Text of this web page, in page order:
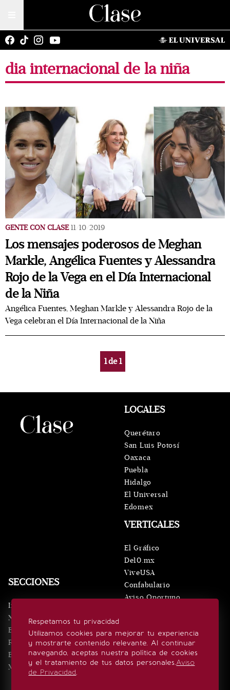
dia internacional de la niña
GENTE CON CLASE 11/10/2019
Los mensajes poderosos de Meghan
Markle, Angélica Fuentes y Alessandra
Rojo de la Vega en el Día Internacional
de la Niña
Angélica Fuentes, Meghan Markle y Alessandra Rojo de la
Vega celebran el Día Internacional de la Niña
1de1
Respetamos tu privacidad
Utilizamos cookies para mejorar tu experiencia
y mostrarte contenido relevante. Al continuar
navegando, aceptas nuestra política de cookies
y el tratamiento de tus datos personales.Aviso
de Privacidad.
SECCIONES
Inicio
Noticias
Eventos
Realeza
Estilo de vida
Minuto x Minuto
VERTICALES
El Gráfico
De10.mx
ViveUSA
Confabulario
Aviso Oportuno
LOCALES
Querétaro
San Luis Potosí
Oaxaca
Puebla
Hidalgo
El Universal
Edomex
SÍGUENOS